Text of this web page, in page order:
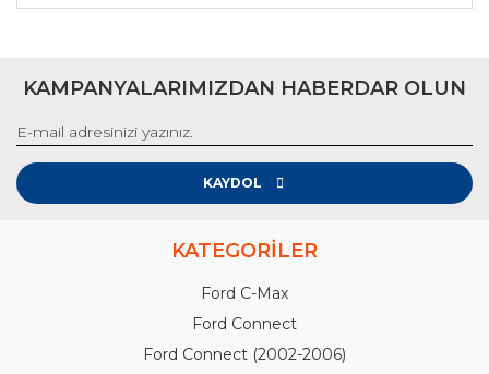
KAMPANYALARIMIZDAN HABERDAR OLUN
KAYDOL
KATEGORİLER
Ford C-Max
Ford Connect
Ford Connect (2002-2006)